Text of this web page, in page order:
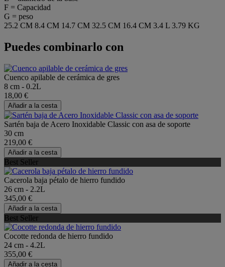
F = Capacidad
G = peso
25.2 CM 8.4 CM 14.7 CM 32.5 CM 16.4 CM 3.4 L 3.79 KG
Puedes combinarlo con
Cuenco apilable de cerámica de gres
8 cm - 0.2L
18,00 €
Añadir a la cesta
Sartén baja de Acero Inoxidable Classic con asa de soporte
30 cm
219,00 €
Añadir a la cesta
Best Seller
Cacerola baja pétalo de hierro fundido
26 cm - 2.2L
345,00 €
Añadir a la cesta
Best Seller
Cocotte redonda de hierro fundido
24 cm - 4.2L
355,00 €
Añadir a la cesta